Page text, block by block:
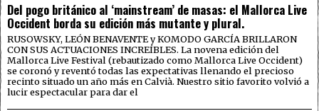
Del pogo británico al ‘mainstream’ de masas: el Mallorca Live
Occident borda su edición más mutante y plural.
RUSOWSKY, LEÓN BENAVENTE y KOMODO GARCÍA BRILLARON
CON SUS ACTUACIONES INCREÍBLES. La novena edición del
Mallorca Live Festival (rebautizado como Mallorca Live Occident)
se coronó y reventó todas las expectativas llenando el precioso
recinto situado un año más en Calvià. Nuestro sitio favorito volvió a
lucir espectacular para dar el